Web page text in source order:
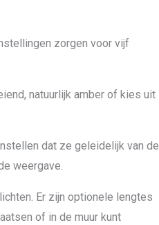
zorgen voor vijf
natuurlijk amber of kies uit
dat ze geleidelijk van de
weergave.
Er zijn optionele lengtes
of in de muur kunt